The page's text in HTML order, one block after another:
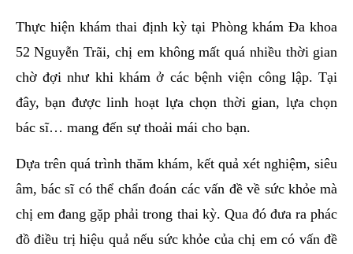
Thực hiện khám thai định kỳ tại Phòng khám Đa khoa
52 Nguyễn Trãi, chị em không mất quá nhiều thời gian
chờ đợi như khi khám ở các bệnh viện công lập. Tại
đây, bạn được linh hoạt lựa chọn thời gian, lựa chọn
bác sĩ… mang đến sự thoải mái cho bạn.
Dựa trên quá trình thăm khám, kết quả xét nghiệm, siêu
âm, bác sĩ có thể chẩn đoán các vấn đề về sức khỏe mà
chị em đang gặp phải trong thai kỳ. Qua đó đưa ra phác
đồ điều trị hiệu quả nếu sức khỏe của chị em có vấn đề